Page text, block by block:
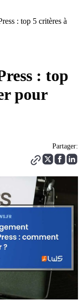
: top 5 critères à
: top
pour
Partager: